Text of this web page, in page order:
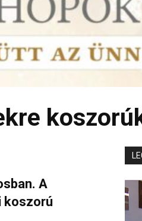
A
koszorú